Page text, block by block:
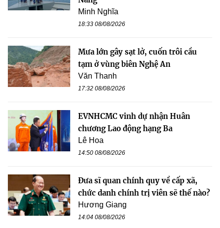
Minh Nghĩa
18:33 08/08/2026
Mưa lớn gây sạt lở, cuốn trôi cầu
tạm ở vùng biên Nghệ An
Văn Thanh
17:32 08/08/2026
EVNHCMC vinh dự nhận Huân
chương Lao động hạng Ba
Lê Hoa
14:50 08/08/2026
Đưa sĩ quan chính quy về cấp xã,
chức danh chính trị viên sẽ thế nào?
Hương Giang
14:04 08/08/2026